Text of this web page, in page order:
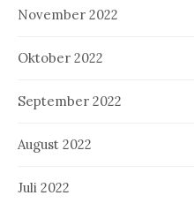
November 2022
Oktober 2022
September 2022
August 2022
Juli 2022